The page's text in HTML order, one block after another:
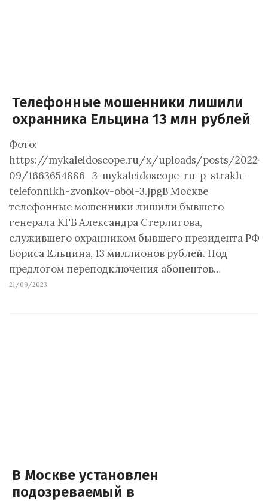
Телефонные мошенники лишили
охранника Ельцина 13 млн рублей
Фото:
https://mykaleidoscope.ru/x/uploads/posts/2022-
09/1663654886_3-mykaleidoscope-ru-p-strakh-
telefonnikh-zvonkov-oboi-3.jpgВ Москве
телефонные мошенники лишили бывшего
генерала КГБ Александра Стерлигова,
служившего охранником бывшего президента РФ
Бориса Ельцина, 13 миллионов рублей. Под
предлогом переподключения абонентов…
21/09/2023
В Москве установлен
подозреваемый в